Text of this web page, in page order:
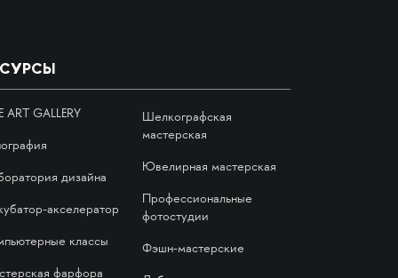
ART GALLERY
дизайна
акселератор
классы
фарфора
Шелкографская
мастерская
Ювелирная мастерская
Профессиональные
фотостудии
Фэшн-мастерские